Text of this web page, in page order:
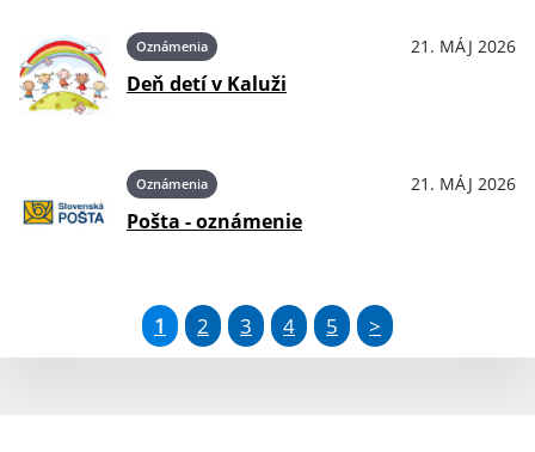
Oznámenia 21. MÁJ 2026
Deň detí v Kaluži
Oznámenia 21. MÁJ 2026
Pošta - oznámenie
1 2 3 4 5 >